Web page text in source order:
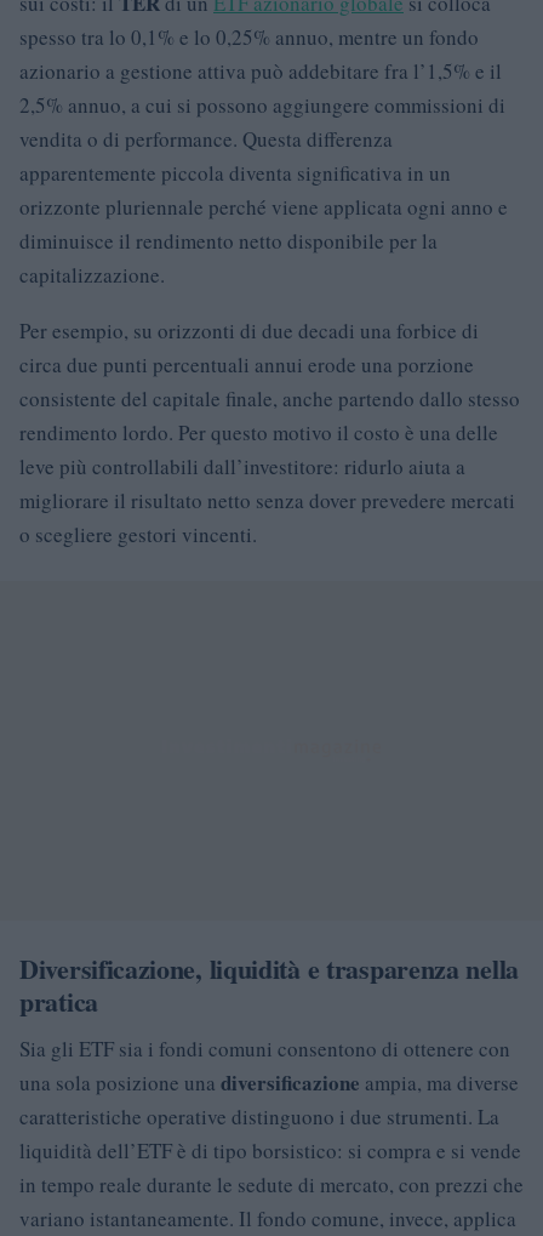
spesso tra lo 0,1% e lo 0,25% annuo, mentre un fondo
azionario a gestione attiva può addebitare fra l’1,5% e il
2,5% annuo, a cui si possono aggiungere commissioni di
vendita o di performance. Questa differenza
apparentemente piccola diventa significativa in un
orizzonte pluriennale perché viene applicata ogni anno e
diminuisce il rendimento netto disponibile per la
capitalizzazione.
Per esempio, su orizzonti di due decadi una forbice di
circa due punti percentuali annui erode una porzione
consistente del capitale finale, anche partendo dallo stesso
rendimento lordo. Per questo motivo il costo è una delle
leve più controllabili dall’investitore: ridurlo aiuta a
migliorare il risultato netto senza dover prevedere mercati
o scegliere gestori vincenti.
Diversificazione, liquidità e trasparenza nella
pratica
Sia gli ETF sia i fondi comuni consentono di ottenere con
una sola posizione una diversificazione ampia, ma diverse
caratteristiche operative distinguono i due strumenti. La
liquidità dell’ETF è di tipo borsistico: si compra e si vende
in tempo reale durante le sedute di mercato, con prezzi che
variano istantaneamente. Il fondo comune, invece, applica